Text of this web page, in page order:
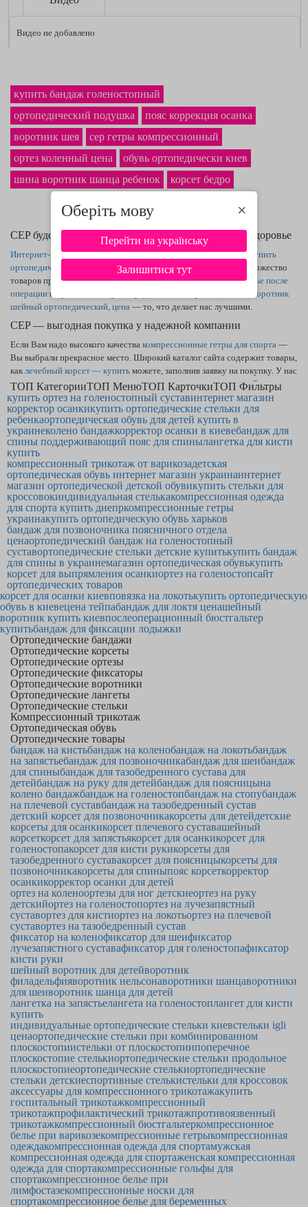
Оберіть мову ×
Перейти на українську
Залишитися тут
Видео не добавлено
купить бандаж голеностопный
ортопедический подушка
пояс коррекция осанка
воротник шея
cep гетры компрессионный
ортез коленный цена
обувь ортопедически киев
шина воротник шанца ребенок
корсет бедро
CEP будет иметь положительное влияние на Ваше здоровье
Интернет-магазин ортопедииШоп-Меди дарит возможность
купить
ортопедические стельки для обувипо хорошей стоимости. Множество
товаров присутствует на нашем сайте, каккомпрессионное белье после
операции и прочие. К тому же среди всего ассортимента есть
воротник
шейный ортопедический, цена — то, что делает нас лучшими.
CEP — выгодная покупка у надежной компании
Если Вам надо высокого качества компрессионные гетры для спорта —
Вы выбрали прекрасное место. Широкий каталог сайта содержит товары,
как лечебный корсет — купить можете, заполнив заявку на покупку. У нас
самая лучшая по рынкустоимость ортопедического корсетав Борисполе
и по остальным городам. Надёжныйпоясничный корсетстанет
продуктом, которым Вы будете рады.
ТОП КатегорииТОП МенюТОП КарточкиТОП Фильтры
купить ортез на голеностопный суставинтернет магазин
корректор осанкикупить ортопедические стельки для
ребенкаортопедическая обувь для детей купить в
украинеколено бандажкорректор осанки в киевебандаж для
спины поддерживающий пояс для спинылангетка для кисти
купить
компрессионный трикотаж от варикозадетская
ортопедическая обувь интернет магазин украинаинтернет
магазин ортопедической детской обувикупить стельки для
кроссовокиндивидуальная стелькакомпрессионная одежда
для спорта купить днепркомпрессионные гетры
украинакупить ортопедическую обувь харьков
бандаж для позвоночника поясничного отдела
ценаортопедический бандаж на голеностопный
суставортопедические стельки детские купитькупить бандаж
для спины в украинемагазин ортопедическая обувькупить
корсет для выпрямления осанкиортез на голеностопсайт
ортопедических товаров
корсет для осанки киевповязка на локотькупить ортопедическую
обувь в киевецена тейпабандаж для локтя ценашейный
воротник купить киевпослеоперационный бюстгальтер
купитьбандаж для фиксации лодыжки
Ортопедические бандажи
Ортопедические корсеты
Ортопедические ортезы
Ортопедические фиксаторы
Ортопедические воротники
Ортопедические лангеты
Ортопедические стельки
Компрессионный трикотаж
Ортопедическая обувь
Ортопедические товары
бандаж на кистьбандаж на коленобандаж на локотьбандаж
на запястьебандаж для позвоночникабандаж для шеибандаж
для спиныбандаж для тазобедренного сустава для
детейбандаж на руку для детейбандаж для поясницына
колено бандажбандаж на голеностопбандаж на стопубандаж
на плечевой суставбандаж на тазобедренный сустав
детский корсет для позвоночникакорсеты для детейдетские
корсеты для осанкикорсет плечевого суставашейный
корсеткорсет для запястьякорсет для осанкикорсет для
голеностопакорсет для кисти рукикорсеты для
тазобедренного суставакорсет для поясницыкорсеты для
позвоночникакорсеты для спиныпояс корсеткорректор
осанкикорректор осанки для детей
ортез на коленоортезы для ног детскиеортез на руку
детскийортез на голеностопортез на лучезапястный
суставортез для кистиортез на локотьортез на плечевой
суставортез на тазобедренный сустав
фиксатор на коленофиксатор для шеификсатор
лучезапястного суставафиксатор для голеностопафиксатор
кисти руки
шейный воротник для детейворотник
филадельфияворотник нельсонаворотники шанцаворотники
для шеиворотник шанца для детей
лангетка на запястьелангета на голеностоплангет для кисти
купить
индивидуальные ортопедические стельки киевстельки igli
ценаортопедические стельки при комбинированном
плоскостопиистельки от плоскостопиипоперечное
плоскостопие стелькиортопедические стельки продольное
плоскостопиеортопедические стелькиортопедические
стельки детскиеспортивные стелькистельки для кроссовок
аксессуары для компрессионного трикотажакупить
госпитальный трикотажкомпрессионный
трикотажпрофилактический трикотажпротивоязвенный
трикотажкомпрессионный бюстгальтеркомпрессионное
белье при варикозекомпрессионные гетрыкомпрессионная
одеждакомпрессионная одежда для спортамужская
компрессионная одежда для спортаженская компрессионная
одежда для спортакомпрессионные гольфы для
спортакомпрессионное белье при
лимфостазекомпрессионные носки для
спортакомпрессионное белье для беременных